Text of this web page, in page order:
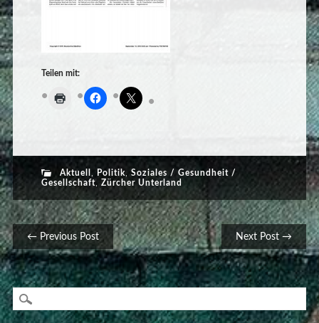
Teilen mit:
Aktuell , Politik, Soziales / Gesundheit /
Gesellschaft, Zürcher Unterland
Post navigation
← Previous Post Next Post →